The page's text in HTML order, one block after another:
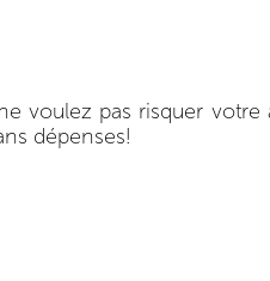
voulez pas risquer votre
dépenses!